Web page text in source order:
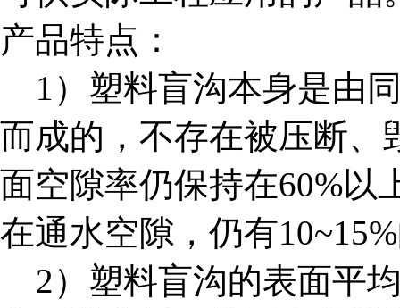
产品特点：
1）塑料盲沟本身是由
而成的，不存在被压断、
面空隙率仍保持在60%以
在通水空隙，仍有
2）塑料盲沟的表面平